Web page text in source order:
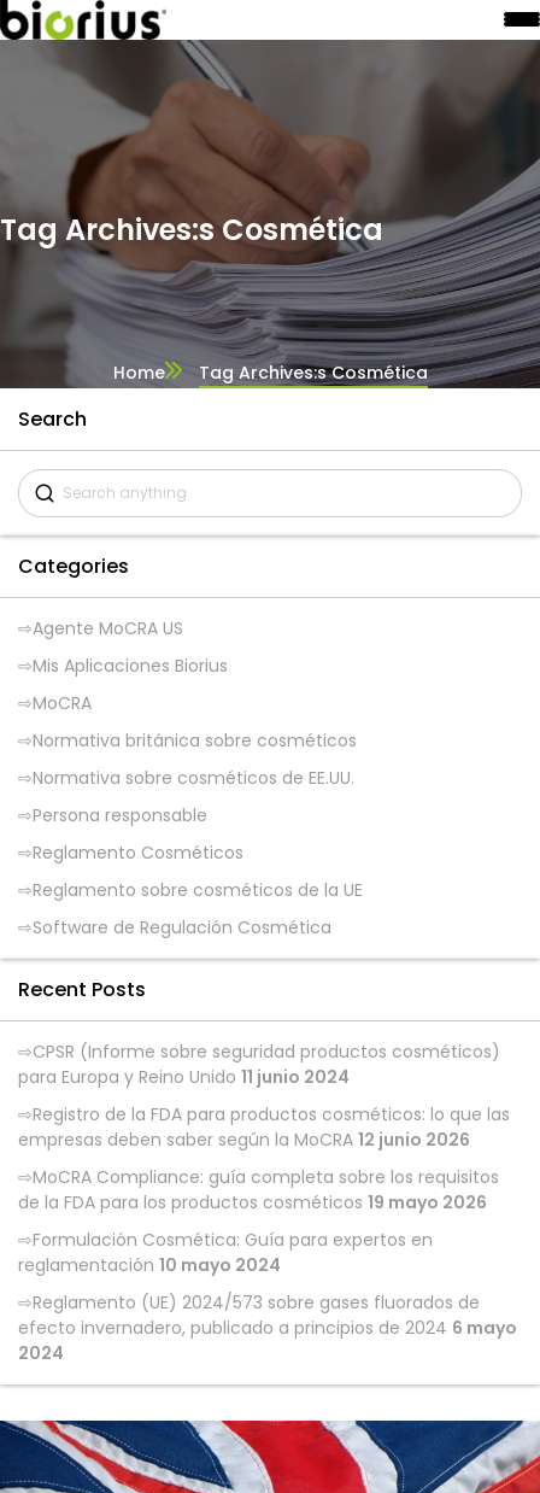
Tag Archives:s Cosmética
Home Tag Archives:s Cosmética
Search
Categories
Agente MoCRA US
Mis Aplicaciones Biorius
MoCRA
Normativa británica sobre cosméticos
Normativa sobre cosméticos de EE.UU.
Persona responsable
Reglamento Cosméticos
Reglamento sobre cosméticos de la UE
Software de Regulación Cosmética
Recent Posts
CPSR (Informe sobre seguridad productos cosméticos)
para Europa y Reino Unido 11 junio 2024
Registro de la FDA para productos cosméticos: lo que las
empresas deben saber según la MoCRA 12 junio 2026
MoCRA Compliance: guía completa sobre los requisitos
de la FDA para los productos cosméticos 19 mayo 2026
Formulación Cosmética: Guía para expertos en
reglamentación 10 mayo 2024
Reglamento (UE) 2024/573 sobre gases fluorados de
efecto invernadero, publicado a principios de 2024 6 mayo
2024